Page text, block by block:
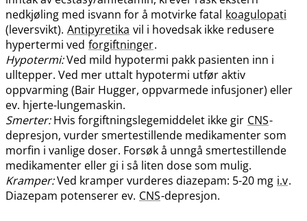
nedkjøling med isvann for å motvirke fatal koagulopati
(leversvikt). Antipyretika vil i hovedsak ikke redusere
hypertermi ved forgiftninger.
Hypotermi:Ved mild hypotermi pakk pasienten inn i
ulltepper. Ved mer uttalt hypotermi utfør aktiv
oppvarming (Bair Hugger, oppvarmede infusjoner) eller
ev. hjerte-lungemaskin.
Smerter:Hvis forgiftningslegemiddelet ikke gir CNS-
depresjon, vurder smertestillende medikamenter som
morfin i vanlige doser. Forsøk å unngå smertestillende
medikamenter eller gi i så liten dose som mulig.
Kramper:Ved kramper vurderes diazepam: 5-20 mg i.v.
Diazepam potenserer ev. CNS-depresjon.